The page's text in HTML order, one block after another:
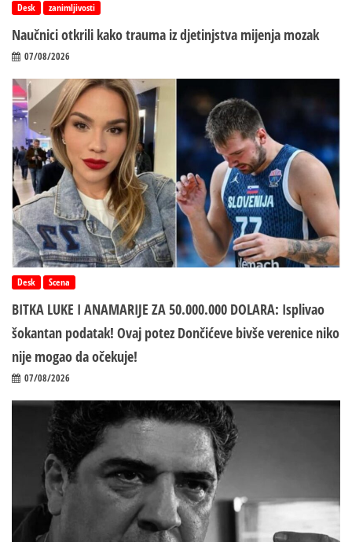
Desk zanimljivosti
Naučnici otkrili kako trauma iz d‌jetinjstva mijenja mozak
07/08/2026
Desk Scena
BITKA LUKE I ANAMARIJE ZA 50.000.000 DOLARA: Isplivao
šokantan podatak! Ovaj potez Dončićeve bivše verenice niko
nije mogao da očekuje!
07/08/2026